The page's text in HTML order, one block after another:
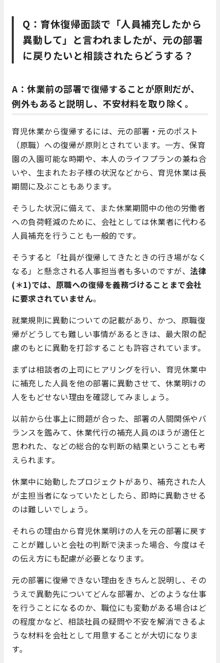
Q：育休復帰面談で「人員補充したから
異動して」と言われましたが、元の部署
に戻りたいと相談されたらどうする？
A：休業前の部署で復帰することが原則だが、
例外もあると説明し、不安材料を取り除く。
育児休業から復帰するには、元の部署・元のポスト
（原職）への復帰が原則とされています。一方、保育
園の入園可能な時期や、本人のライフプランの兼ね合
いや、生まれたお子様の状況などから、育児休業は長
期間に及ぶこともあります。
そうした状況に備えて、また休業期間中の他の労働者
への負荷軽減のために、会社としては休業者に代わる
人員補充を行うことも一般的です。
そうすると「社員が復帰してきたときの行き場がなく
なる」と懸念される人事担当者も多いのですが、 法律
(＊1)では、原職への復帰を義務づけることまで会社
に要求されていません。
就業規則に異動についての記載があり、かつ、原職復
帰がどうしても難しい事情があるときは、最大限の配
慮のもとに異動を打診することも許容されています。
まずは相談者の上司にヒアリングを行い、育児休業中
に補充した人員を他の部署に異動させて、休業明けの
人をもどせない理由を確認してみましょう。
以前から仕事上に問題が合った、部署の人間関係やバ
ランスを鑑みて、休業代行の補充人員のほうが適任と
思われた、などの総合的な判断の結果ということも考
えられます。
休業中に始動したプロジェクトがあり、補充された人
が主担当者になっていたとしたら、即時に異動させる
のは難しいでしょう。
それらの理由から育児休業明けの人を元の部署に戻す
ことが難しいと会社の判断で決まった場合、今度はそ
の伝え方にも配慮が必要となります。
元の部署に復帰できない理由をきちんと説明し、その
うえで異動先についてどんな部署か、どのような仕事
を行うことになるのか、職位にも変動がある場合はど
の程度かなど、相談社員の疑問や不安を解消できるよ
うな材料を会社として用意することが大切になりま
す。